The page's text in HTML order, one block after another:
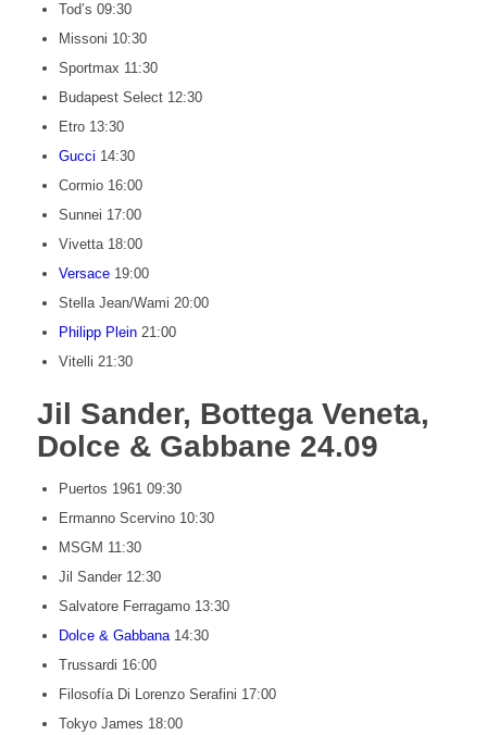
Tod’s 09:30
Missoni 10:30
Sportmax 11:30
Budapest Select 12:30
Etro 13:30
Gucci 14:30
Cormio 16:00
Sunnei 17:00
Vivetta 18:00
Versace19:00
Stella Jean/Wami 20:00
Philipp Plein21:00
Vitelli 21:30
Jil Sander, Bottega Veneta,
Dolce & Gabbane 24.09
Puertos 1961 09:30
Ermanno Scervino 10:30
MSGM 11:30
Jil Sander 12:30
Salvatore Ferragamo 13:30
Dolce & Gabbana14:30
Trussardi 16:00
Filosofía Di Lorenzo Serafini 17:00
Tokyo James 18:00